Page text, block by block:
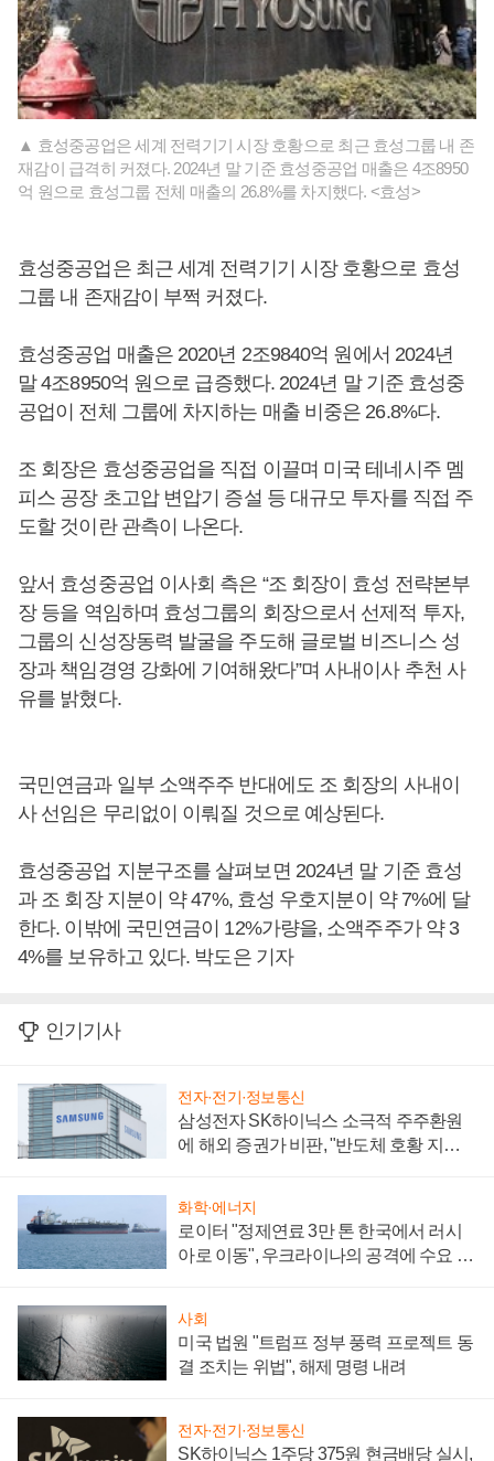
▲ 효성중공업은 세계 전력기기 시장 호황으로 최근 효성그룹 내 존
재감이 급격히 커졌다. 2024년 말 기준 효성중공업 매출은 4조8950
억 원으로 효성그룹 전체 매출의 26.8%를 차지했다. <효성>
효성중공업은 최근 세계 전력기기 시장 호황으로 효성
그룹 내 존재감이 부쩍 커졌다.
효성중공업 매출은 2020년 2조9840억 원에서 2024년
말 4조8950억 원으로 급증했다. 2024년 말 기준 효성중
공업이 전체 그룹에 차지하는 매출 비중은 26.8%다.
조 회장은 효성중공업을 직접 이끌며 미국 테네시주 멤
피스 공장 초고압 변압기 증설 등 대규모 투자를 직접 주
도할 것이란 관측이 나온다.
앞서 효성중공업 이사회 측은 “조 회장이 효성 전략본부
장 등을 역임하며 효성그룹의 회장으로서 선제적 투자,
그룹의 신성장동력 발굴을 주도해 글로벌 비즈니스 성
장과 책임경영 강화에 기여해왔다”며 사내이사 추천 사
유를 밝혔다.
국민연금과 일부 소액주주 반대에도 조 회장의 사내이
사 선임은 무리없이 이뤄질 것으로 예상된다.
효성중공업 지분구조를 살펴보면 2024년 말 기준 효성
과 조 회장 지분이 약 47%, 효성 우호지분이 약 7%에 달
한다. 이밖에 국민연금이 12%가량을, 소액주주가 약 3
4%를 보유하고 있다. 박도은 기자
인기기사
전자·전기·정보통신
삼성전자 SK하이닉스 소극적 주주환원
에 해외 증권가 비판, "반도체 호황 지속
화학·에너지
로이터 "정제연료 3만 톤 한국에서 러시
아로 이동", 우크라이나의 공격에 수요 늘
사회
미국 법원 "트럼프 정부 풍력 프로젝트 동
결 조치는 위법", 해제 명령 내려
전자·전기·정보통신
SK하이닉스 1주당 375원 현금배당 실시,